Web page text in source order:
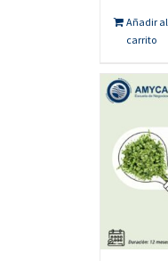
Añadir al
carrito